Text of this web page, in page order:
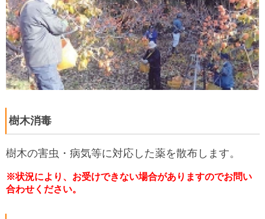
樹木消毒
樹木の害虫・病気等に対応した薬を散布します。
※状況により、お受けできない場合がありますのでお問い
合わせください。